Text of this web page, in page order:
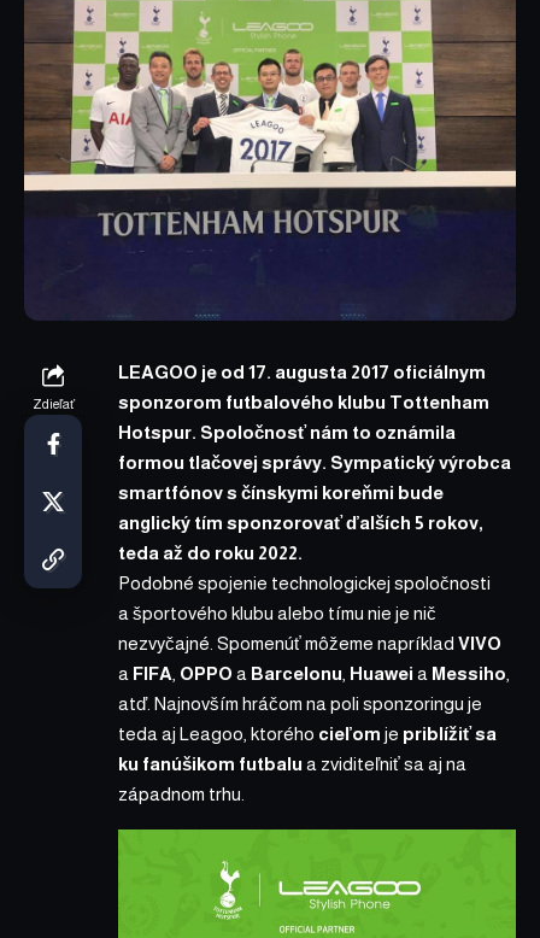
Zdieľať
LEAGOO je od 17. augusta 2017 oficiálnym
sponzorom futbalového klubu Tottenham
Hotspur. Spoločnosť nám to oznámila
formou tlačovej správy. Sympatický výrobca
smartfónov s čínskymi koreňmi bude
anglický tím sponzorovať ďalších 5 rokov,
teda až do roku 2022.
Podobné spojenie technologickej spoločnosti
a športového klubu alebo tímu nie je nič
nezvyčajné. Spomenúť môžeme napríklad VIVO
a FIFA OPPO a Barcelonu Huawei a Messiho
atď. Najnovším hráčom na poli sponzoringu je
teda aj Leagoo, ktorého cieľom je priblížiť sa
ku fanúšikom futbalu a zviditeľniť sa aj na
západnom trhu.